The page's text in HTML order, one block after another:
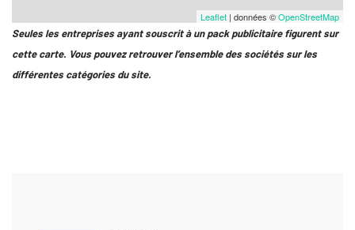
Leaflet | données ©OpenStreetMap
Seules les entreprises ayant souscrit à un pack publicitaire figurent sur
cette carte. Vous pouvez retrouver l’ensemble des sociétés sur les
différentes catégories du site.